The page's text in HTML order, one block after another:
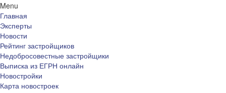
Menu
Главная
Эксперты
Новости
Рейтинг застройщиков
Недобросовестные застройщики
Выписка из ЕГРН онлайн
Новостройки
Карта новостроек